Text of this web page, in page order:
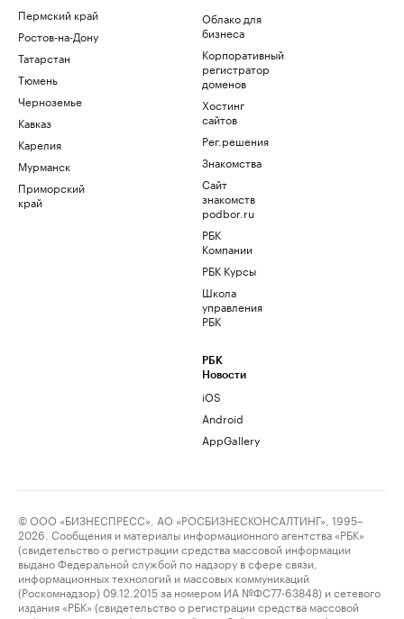
Пермский край
Ростов-на-Дону
Татарстан
Тюмень
Черноземье
Кавказ
Карелия
Мурманск
Приморский
край
Облако для
бизнеса
Корпоративный
регистратор
доменов
Хостинг
сайтов
Рег.решения
Знакомства
Сайт
знакомств
podbor.ru
РБК
Компании
РБК Курсы
Школа
управления
РБК
РБК
Новости
iOS
Android
AppGallery
© ООО «БИЗНЕСПРЕСС», АО «РОСБИЗНЕСКОНСАЛТИНГ», 1995–
2026. Сообщения и материалы информационного агентства «РБК»
(свидетельство о регистрации средства массовой информации
выдано Федеральной службой по надзору в сфере связи,
информационных технологий и массовых коммуникаций
(Роскомнадзор) 09.12.2015 за номером ИА №ФС77-63848) и сетевого
издания «РБК» (свидетельство о регистрации средства массовой